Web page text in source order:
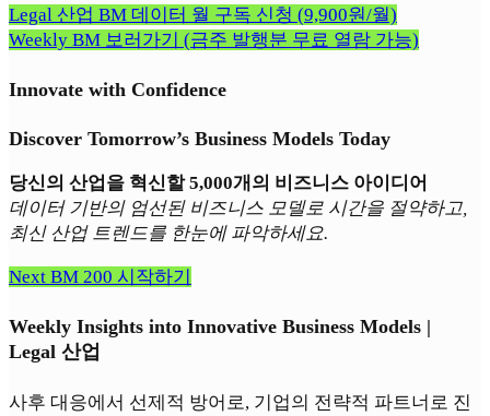
Legal 산업 BM 데이터 월 구독 신청 (9,900원/월)
Weekly BM 보러가기 (금주 발행분 무료 열람 가능)
Innovate with Confidence
Discover Tomorrow’s Business Models Today
당신의 산업을 혁신할 5,000개의 비즈니스 아이디어
데이터 기반의 엄선된 비즈니스 모델로 시간을 절약하고,
최신 산업 트렌드를 한눈에 파악하세요.
Next BM 200 시작하기
Weekly Insights into Innovative Business Models |
Legal 산업
사후 대응에서 선제적 방어로, 기업의 전략적 파트너로 진